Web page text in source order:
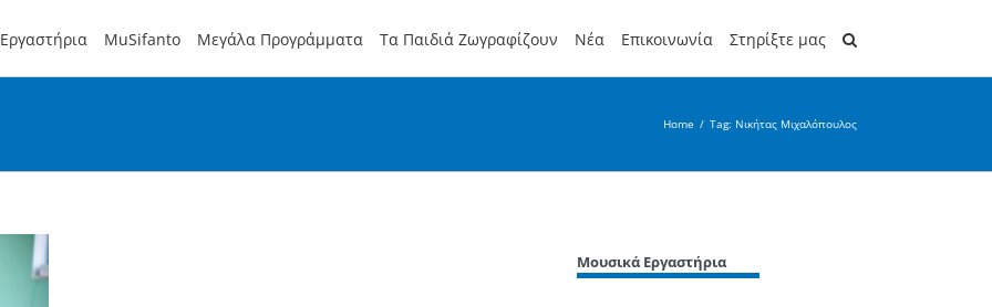
MuSifanto Μεγάλα Προγράμματα Τα Παιδιά Ζωγραφίζουν Νέα Επικοινωνία Στηρίξτε μας
Home / Tag: Νικήτας Μιχαλόπουλος
Μουσικά Εργαστήρια